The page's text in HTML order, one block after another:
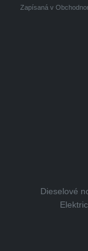
Zapísaná v
Dieselové